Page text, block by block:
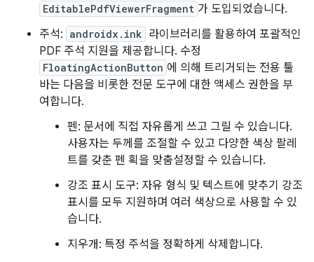
EditablePdfViewerFragment 가 도입되었습니다.
주석: androidx.ink 라이브러리를 활용하여 포괄적인
PDF 주석 지원을 제공합니다. 수정
FloatingActionButton 에 의해 트리거되는 전용 툴
바는 다음을 비롯한 전문 도구에 대한 액세스 권한을 부
여합니다.
펜: 문서에 직접 자유롭게 쓰고 그릴 수 있습니다.
사용자는 두께를 조절할 수 있고 다양한 색상 팔레
트를 갖춘 펜 획을 맞춤설정할 수 있습니다.
강조 표시 도구: 자유 형식 및 텍스트에 맞추기 강조
표시를 모두 지원하며 여러 색상으로 사용할 수 있
습니다.
지우개: 특정 주석을 정확하게 삭제합니다.